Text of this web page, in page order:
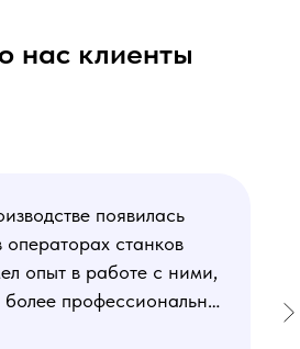
нас клиенты
появилась
операторах станков
опыт в работе с ними,
профессиональных
мне понравился блок